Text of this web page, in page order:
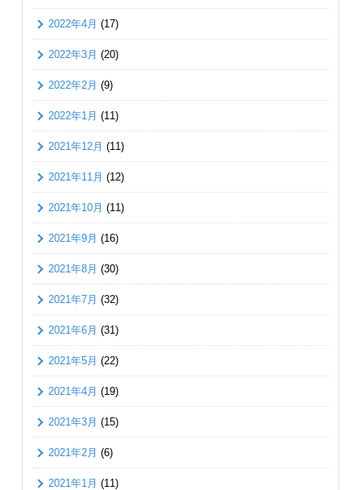
2022年4月 (17)
2022年3月 (20)
2022年2月 (9)
2022年1月 (11)
2021年12月 (11)
2021年11月 (12)
2021年10月 (11)
2021年9月 (16)
2021年8月 (30)
2021年7月 (32)
2021年6月 (31)
2021年5月 (22)
2021年4月 (19)
2021年3月 (15)
2021年2月 (6)
2021年1月 (11)